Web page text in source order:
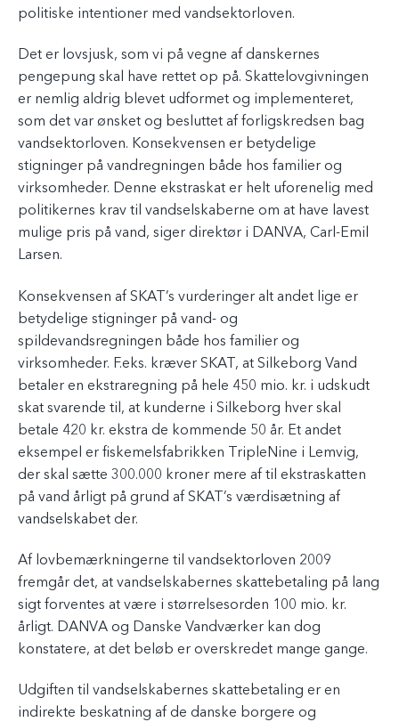
politiske intentioner med vandsektorloven.
Det er lovsjusk, som vi på vegne af danskernes
pengepung skal have rettet op på. Skattelovgivningen
er nemlig aldrig blevet udformet og implementeret,
som det var ønsket og besluttet af forligskredsen bag
vandsektorloven. Konsekvensen er betydelige
stigninger på vandregningen både hos familier og
virksomheder. Denne ekstraskat er helt uforenelig med
politikernes krav til vandselskaberne om at have lavest
mulige pris på vand, siger direktør i DANVA, Carl-Emil
Larsen.
Konsekvensen af SKAT’s vurderinger alt andet lige er
betydelige stigninger på vand- og
spildevandsregningen både hos familier og
virksomheder. F.eks. kræver SKAT, at Silkeborg Vand
betaler en ekstraregning på hele 450 mio. kr. i udskudt
skat svarende til, at kunderne i Silkeborg hver skal
betale 420 kr. ekstra de kommende 50 år. Et andet
eksempel er fiskemelsfabrikken TripleNine i Lemvig,
der skal sætte 300.000 kroner mere af til ekstraskatten
på vand årligt på grund af SKAT’s værdisætning af
vandselskabet der.
Af lovbemærkningerne til vandsektorloven 2009
fremgår det, at vandselskabernes skattebetaling på lang
sigt forventes at være i størrelsesorden 100 mio. kr.
årligt. DANVA og Danske Vandværker kan dog
konstatere, at det beløb er overskredet mange gange.
Udgiften til vandselskabernes skattebetaling er en
indirekte beskatning af de danske borgere og